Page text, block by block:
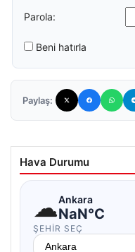
Parola:
Beni hatırla
Paylaş:
Hava Durumu
☁Ankara
NaN°C
ŞEHIR SEÇ